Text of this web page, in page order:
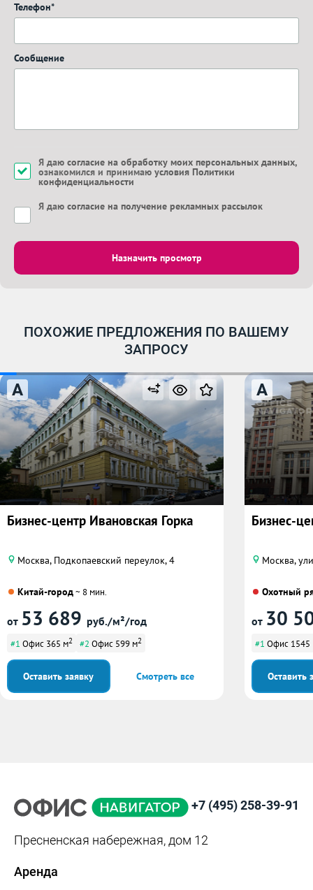
Телефон*
Сообщение
Я даю согласие на обработку моих персональных данных,
ознакомился и принимаю условия Политики
конфиденциальности
Я даю согласие на получение рекламных рассылок
Назначить просмотр
ПОХОЖИЕ ПРЕДЛОЖЕНИЯ ПО ВАШЕМУ
ЗАПРОСУ
A
Бизнес-центр Ивановская Горка
Москва, Подкопаевский переулок, 4
Китай-город~ 8 мин.
от 53 689 руб./м²/год
#1 Офис 365 м2 #2 Офис 599 м2
Оставить заявку Смотреть все
A
Бизнес-
Москва,
Охотный
от 30
#1 Офис 1545
Оставить
+7 (495) 258-39-91
Пресненская набережная, дом 12
Аренда